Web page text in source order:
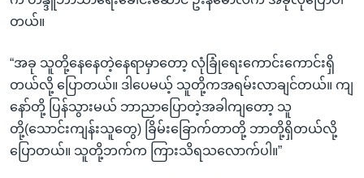
တယ်။
“အခု သူတို့နေနေတဲ့နေရာမှာတော့ လုံခြုံရေးကောင်းကောင်းရှိ
တယ်လို့ ပြောတယ်။ ဒါပေမယ့် သူတို့ကအရမ်းလာချင်တယ်။ ကျ
နော်တို့ ပြန်သွားမယ် ဘာညာပြောတဲ့အခါကျတော့ သူ
တို့(သောင်းကျန်းသူတွေ) ခြိမ်းခြောက်တာတို့ ဘာတို့ရှိတယ်လို့
ပြောတယ်။ သူတို့ဘက်က ကြားသိရသလောက်ပါ။”